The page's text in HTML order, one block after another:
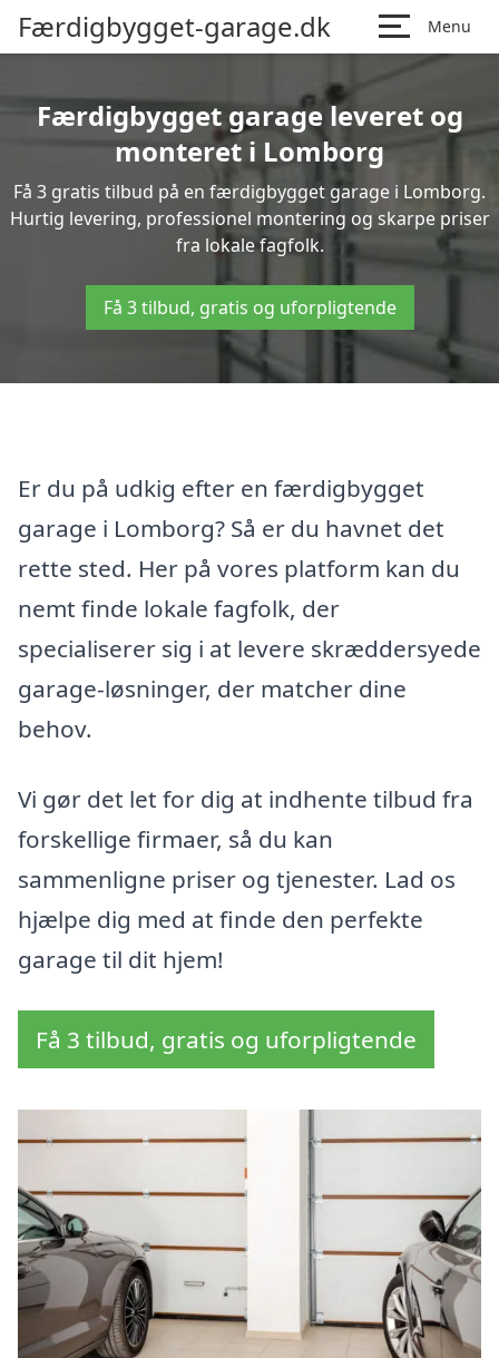
Færdigbygget-garage.dk Menu
Færdigbygget garage leveret og
monteret i Lomborg
Få 3 gratis tilbud på en færdigbygget garage i Lomborg.
Hurtig levering, professionel montering og skarpe priser
fra lokale fagfolk.
Få 3 tilbud, gratis og uforpligtende
Er du på udkig efter en færdigbygget
garage i Lomborg? Så er du havnet det
rette sted. Her på vores platform kan du
nemt finde lokale fagfolk, der
specialiserer sig i at levere skræddersyede
garage-løsninger, der matcher dine
behov.
Vi gør det let for dig at indhente tilbud fra
forskellige firmaer, så du kan
sammenligne priser og tjenester. Lad os
hjælpe dig med at finde den perfekte
garage til dit hjem!
Få 3 tilbud, gratis og uforpligtende